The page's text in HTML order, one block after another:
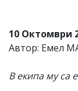
отговорност
за
тях!
откриете
10 Октомври
Автор: Емел
В екипа му са